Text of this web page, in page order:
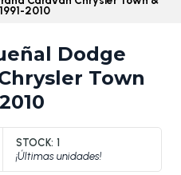
2010
Dodge
Town
STOCK: 1
¡Últimas unidades!